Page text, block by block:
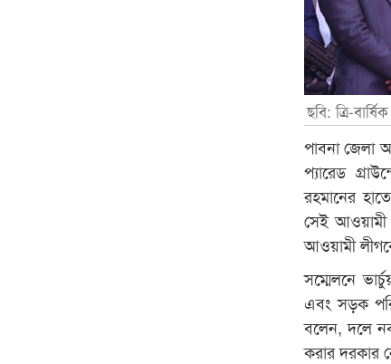
ছবি: ত্রি-
পাবনা জেলা
প্যারেড
রহমানের
সেই আওয়ামী
আওয়ামী
সম্মেলনে
এবং সড়ক
বলেন, দলে
করার দরকার